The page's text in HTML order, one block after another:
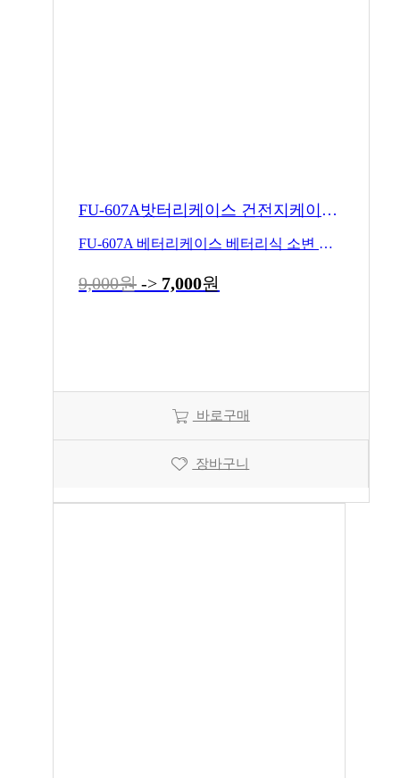
FU-607A밧터리케이스 건전지케이스 607
FU-607A 베터리케이스 베터리식 소변 감지기 부품
9,000원 -> 7,000원
바로구매
장바구니